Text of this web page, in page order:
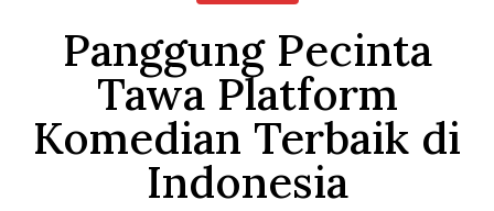
Panggung Pecinta
Tawa Platform
Komedian Terbaik di
Indonesia